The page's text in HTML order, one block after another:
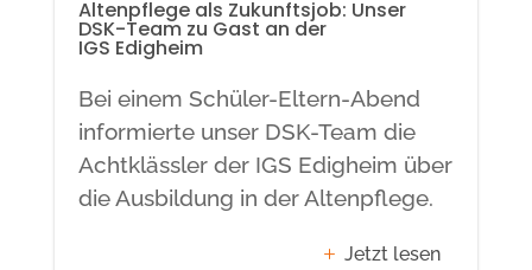
Altenpflege als Zukunftsjob: Unser
DSK-Team zu Gast an der
IGS Edigheim
Bei einem Schüler-Eltern-Abend
informierte unser DSK-Team die
Achtklässler der IGS Edigheim über
die Ausbildung in der Altenpflege.
Jetzt lesen